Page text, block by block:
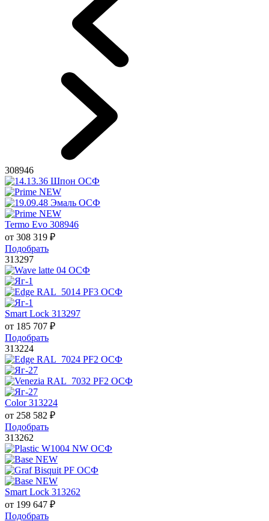
308946
Termo Evo 308946
от 308 319 ₽
Подобрать
313297
Smart Lock 313297
от 185 707 ₽
Подобрать
313224
Color 313224
от 258 582 ₽
Подобрать
313262
Smart Lock 313262
от 199 647 ₽
Подобрать